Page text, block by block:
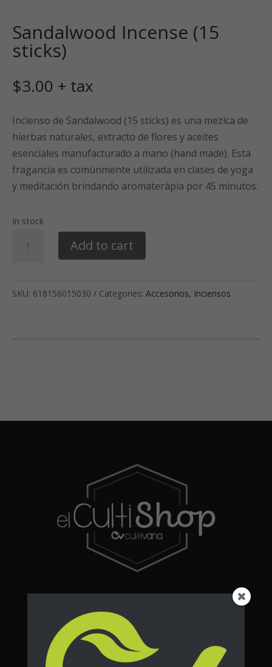
Sandalwood Incense (15
sticks)
$3.00 + tax
Incienso de Sandalwood (15 sticks) es una mezlca de
hierbas naturales, extracto de flores y aceites
esenciales manufacturado a mano (hand made). Esta
fragancia es comúnmente utilizada en clases de yoga
y meditación brindando aromaterápia por 45 minutos.
In stock
Sandalwood
Incense
Add to cart
SKU: 618156015030 Categories: Accesorios, Inciensos
Destacados